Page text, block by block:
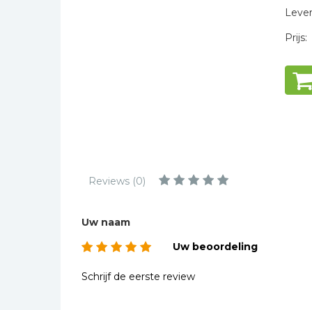
Toeristische kaarten en
gidsen
Prijs:
Reviews (0)
Uw naam
Uw beoordeling
Schrijf de eerste review